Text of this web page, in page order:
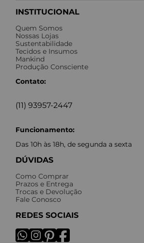
INSTITUCIONAL
Quem Somos
Nossas Lojas
Sustentabilidade
Tecidos e Insumos
Mankind
Produção Consciente
Contato:
(11) 93957-2447
Funcionamento:
Das 10h às 18h, de segunda a sexta
DÚVIDAS
Como Comprar
Prazos e Entrega
Trocas e Devolução
Fale Conosco
REDES SOCIAIS